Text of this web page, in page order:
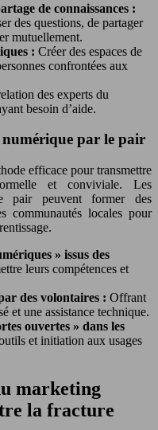
de connaissances :
des questions, de partager
mutuellement.
: Créer des espaces de
confrontées aux
des experts du
besoin d’aide.
numérique par le pair
efficace pour transmettre
et conviviale. Les
pair peuvent former des
communautés locales pour
» issus des
leurs compétences et
des volontaires : Offrant
et une assistance technique.
ouvertes » dans les
et initiation aux usages
marketing
la fracture